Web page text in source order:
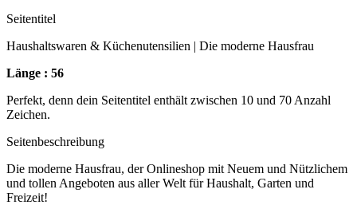
Seitentitel
Haushaltswaren & Küchenutensilien | Die moderne Hausfrau
Länge : 56
Perfekt, denn dein Seitentitel enthält zwischen 10 und 70 Anzahl
Zeichen.
Seitenbeschreibung
Die moderne Hausfrau, der Onlineshop mit Neuem und Nützlichem
und tollen Angeboten aus aller Welt für Haushalt, Garten und
Freizeit!